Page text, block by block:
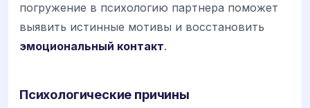
погружение в психологию партнера поможет
выявить истинные мотивы и восстановить
эмоциональный контакт.
Психологические причины